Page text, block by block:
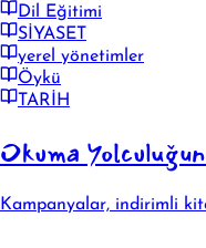
Dil Eğitimi
SİYASET
yerel yönetimler
Öykü
TARİH
Okuma
Kampanyalar, indirimli